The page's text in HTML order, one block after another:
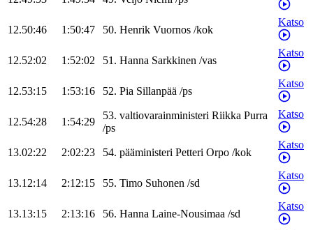
12.50:46 1:50:47 50. Henrik Vuornos /kok
Katso
12.52:02 1:52:02 51. Hanna Sarkkinen /vas
Katso
12.53:15 1:53:16 52. Pia Sillanpää /ps
Katso
12.54:28 1:54:29
53. valtiovarainministeri Riikka Purra
/ps
Katso
13.02:22 2:02:23 54. pääministeri Petteri Orpo /kok
Katso
13.12:14 2:12:15 55. Timo Suhonen /sd
Katso
13.13:15 2:13:16 56. Hanna Laine-Nousimaa /sd
Katso